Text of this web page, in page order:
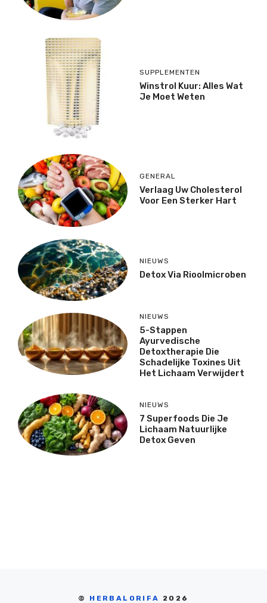
SUPPLEMENTEN
Winstrol Kuur: Alles Wat
Je Moet Weten
GENERAL
Verlaag Uw Cholesterol
Voor Een Sterker Hart
NIEUWS
Detox Via Rioolmicroben
NIEUWS
5-Stappen
Ayurvedische
Detoxtherapie Die
Schadelijke Toxines Uit
Het Lichaam Verwijdert
NIEUWS
7 Superfoods Die Je
Lichaam Natuurlijke
Detox Geven
© HERBALORIFA 2026